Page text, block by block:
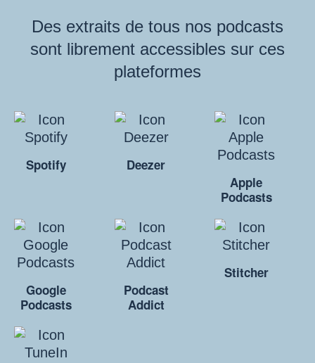
Des extraits de tous nos podcasts
sont librement accessibles sur ces
plateformes
Spotify
Deezer
Apple
Podcasts
Google
Podcasts
Podcast
Addict
Stitcher